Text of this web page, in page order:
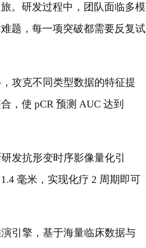
。研发过程中，团队面临多模
题，每一项突破都需要反复试
攻克不同类型数据的特征提
，使 pCR 预测 AUC 达到
发抗形变时序影像量化引
毫米，实现化疗 2 周期即可
引擎，基于海量临床数据与